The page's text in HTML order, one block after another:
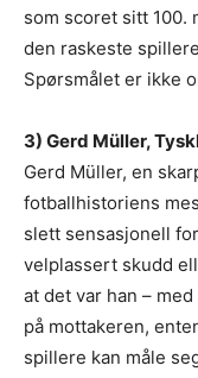
som scoret sitt 100.
den raskeste
Spørsmålet er ikke
3) Gerd Müller,
Gerd Müller, en
fotballhistoriens
slett sensasjonell
velplassert skudd
at det var han –
på mottakeren,
spillere kan måle